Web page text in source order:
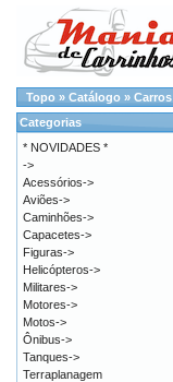
Topo » Catálogo » Carros
Categorias
* NOVIDADES *
->
Acessórios->
Aviões->
Caminhões->
Capacetes->
Figuras->
Helicópteros->
Militares->
Motores->
Motos->
Ônibus->
Tanques->
Terraplanagem